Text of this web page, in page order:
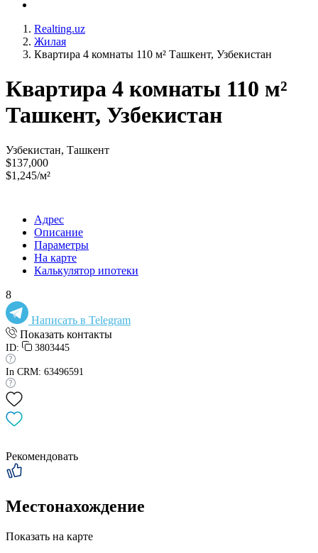
Realting.uz
Жилая
Квартира 4 комнаты 110 м² Ташкент, Узбекистан
Квартира 4 комнаты 110 м²
Ташкент, Узбекистан
Узбекистан, Ташкент
$137,000
$1,245/м²
Адрес
Описание
Параметры
На карте
Калькулятор ипотеки
8
Написать в Telegram
Показать контакты
ID: 3803445
In CRM: 63496591
Рекомендовать
Местонахождение
Показать на карте